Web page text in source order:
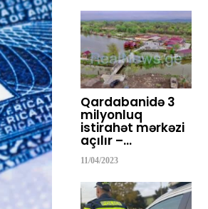
Qardabanidə 3
milyonluq
istirahət mərkəzi
açılır –…
11/04/2023